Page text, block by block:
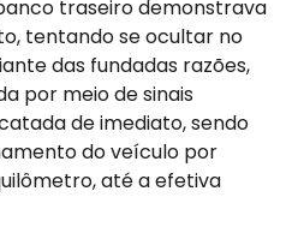
traseiro demonstrava
tentando se ocultar no
das fundadas razões,
por meio de sinais
de imediato, sendo
do veículo por
até a efetiva